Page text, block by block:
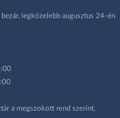
legközelebb augusztus 24-én
a megszokott rend szerint,